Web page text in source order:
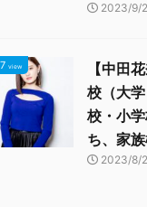
2023/9/
view
【中田
校（大
校・小
ち、家
2023/8/